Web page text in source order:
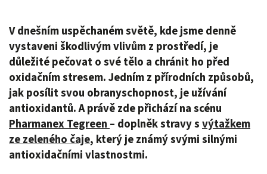
V dnešním uspěchaném světě, kde jsme denně
vystaveni škodlivým vlivům z prostředí, je
důležité pečovat o své tělo a chránit ho před
oxidačním stresem. Jedním z přírodních způsobů,
jak posílit svou obranyschopnost, je užívání
antioxidantů. A právě zde přichází na scénu
Pharmanex Tegreen– doplněk stravy svýtažkem
ze zeleného čaje, který je známý svými silnými
antioxidačními vlastnostmi.